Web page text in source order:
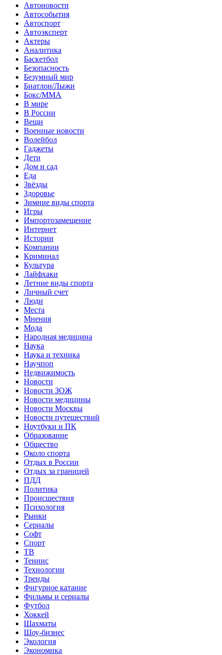
Автоновости
Автособытия
Автоспорт
Автоэксперт
Актеры
Аналитика
Баскетбол
Безопасность
Безумный мир
Биатлон/Лыжи
Бокс/MMA
В мире
В России
Вещи
Военные новости
Волейбол
Гаджеты
Дети
Дом и сад
Еда
Звёзды
Здоровье
Зимние виды спорта
Игры
Импортозамещение
Интернет
Истории
Компании
Криминал
Культура
Лайфхаки
Летние виды спорта
Личный счет
Люди
Места
Мнения
Мода
Народная медицина
Наука
Наука и техника
Научпоп
Недвижимость
Новости
Новости ЗОЖ
Новости медицины
Новости Москвы
Новости путешествий
Ноутбуки и ПК
Образование
Общество
Около спорта
Отдых в России
Отдых за границей
ПДД
Политика
Происшествия
Психология
Рынки
Сериалы
Софт
Спорт
ТВ
Теннис
Технологии
Тренды
Фигурное катание
Фильмы и сериалы
Футбол
Хоккей
Шахматы
Шоу-бизнес
Экология
Экономика